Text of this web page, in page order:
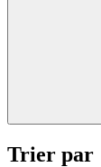
Trier par